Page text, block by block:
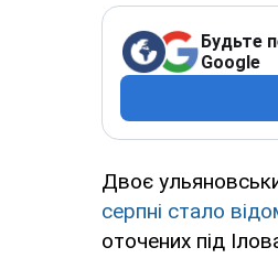
Будьте
Google
Двоє
серпні стало
оточених під